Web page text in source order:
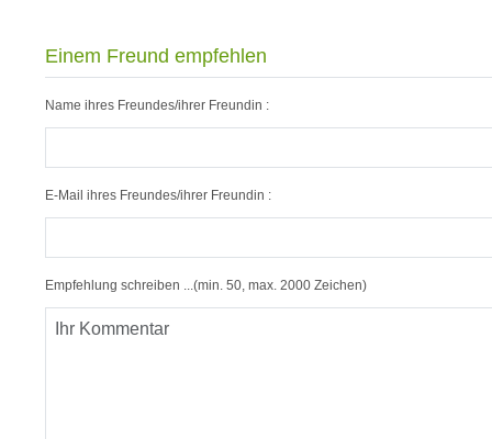
Einem Freund empfehlen
Name ihres Freundes/ihrer Freundin :
E-Mail ihres Freundes/ihrer Freundin :
Empfehlung schreiben ...(min. 50, max. 2000 Zeichen)